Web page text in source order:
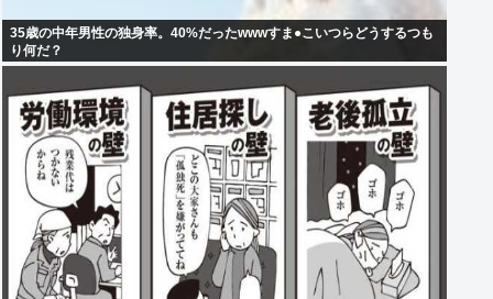
35歳の中年男性の独身率。40%だったwwwすま●こいつらどうするつも
り何だ？